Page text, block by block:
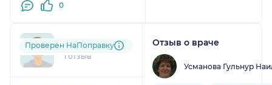
0
qfq....@....com
1 отзыв
Проверен НаПоправку Отзыв о враче
Усманова Гульнур